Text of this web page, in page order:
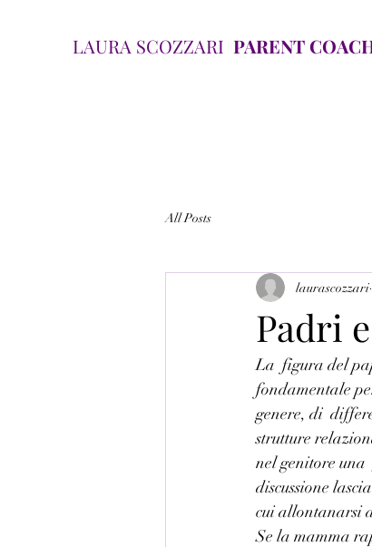
LAURA SCOZZARI PARENT
All Posts
Padri
laurascozzari
La  figura del
fondamentale
genere, di
strutture
nel genitore una
discussione
cui allontanarsi
Se la mamma